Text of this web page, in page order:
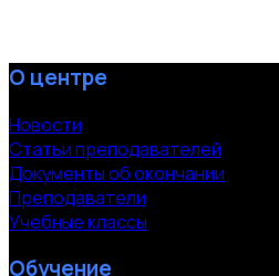
О центре
Новости
Статьи преподавателей
Документы об окончании
Преподаватели
Учебные классы
Обучение